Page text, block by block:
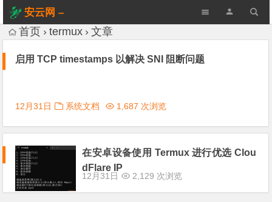
安云网 –
AnYun.ORG
首页 termux 文章
启用 TCP timestamps 以解决 SNI 阻断问题
12月31日 系统文档 1,687 次浏览
在安卓设备使用 Termux 进行优选 Clou
dFlare IP
12月31日 2,129 次浏览